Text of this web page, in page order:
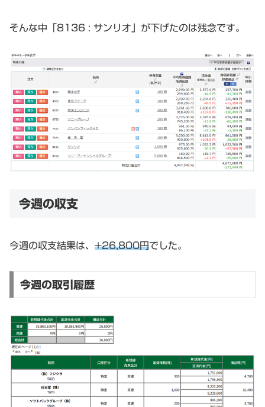
そんな中「8136 : サンリオ」が下げたのは残念です。
今週の収支
今週の収支結果は、 +26,800円でした。
今週の取引履歴